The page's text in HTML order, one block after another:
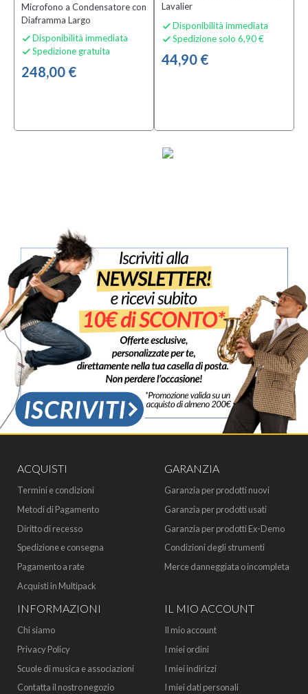
Microfono a Condensatore con
Diaframma Largo
 Disponibilità immediata
 Spedizione gratuita
248,00 €
Lavalier
 Disponibilità immediata
 Spedizione solo 6,90 €
44,90 €
ACQUISTI
Termini e condizioni
Metodi di Pagamento
Diritto di recesso
Spedizione e consegna
Pagamento a rate
Acquisti in Multipack
GARANZIA
Garanzia per prodotti nuovi
Garanzia per prodotti usati
Garanzia per prodotti Ex-Demo
Condizioni degli strumenti
Merce danneggiata o incompleta
INFORMAZIONI
Chi siamo
Privacy Policy
Scuole di musica e associazioni
Contatta il nostro negozio
IL MIO ACCOUNT
Il mio account
I miei ordini
I miei indirizzi
I miei dati personali